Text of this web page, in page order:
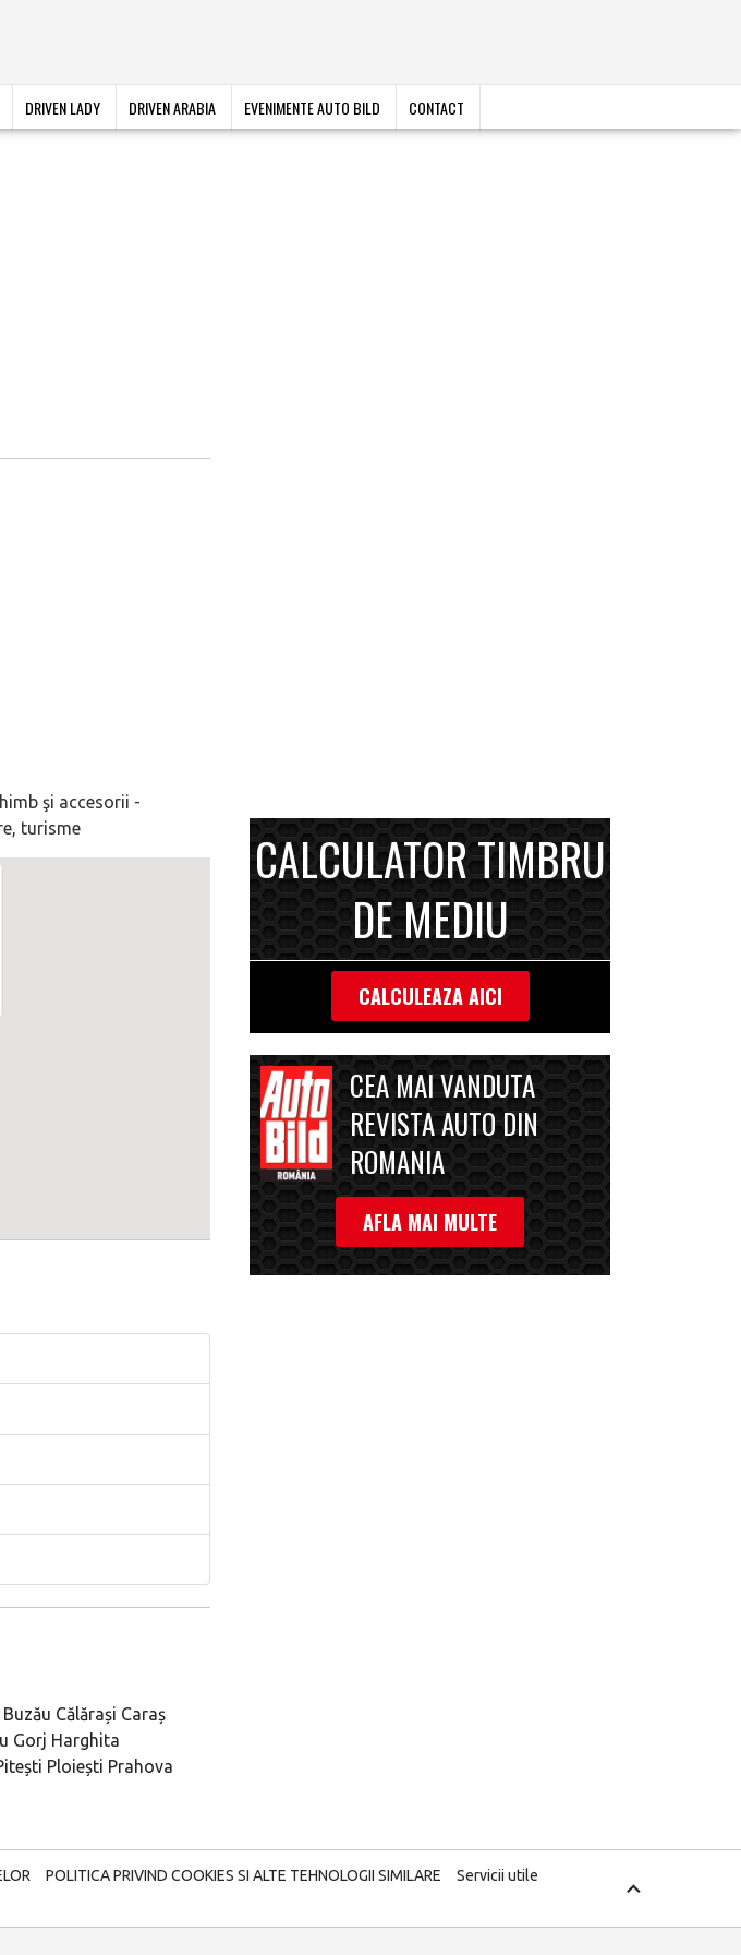
DRIVEN LADY DRIVEN ARABIA EVENIMENTE AUTO BILD CONTACT
şi accesorii -
turisme
Buzău Călărași Caraș
Gorj Harghita
Ploiești Prahova
CALCULATOR TIMBRU
DE MEDIU
CALCULEAZA AICI
CEA MAI VANDUTA
REVISTA AUTO DIN
ROMANIA
AFLA MAI MULTE
POLITICA PRIVIND COOKIES SI ALTE TEHNOLOGII SIMILARE
Servicii utile